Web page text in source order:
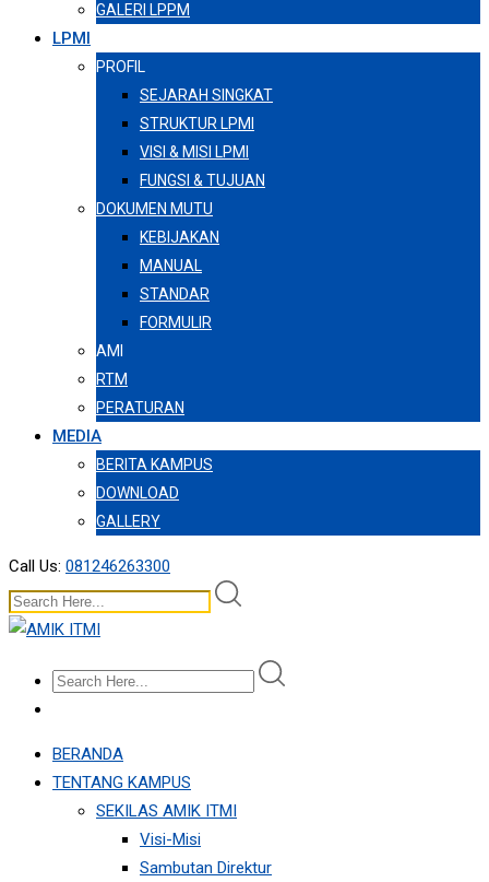
GALERI LPPM
LPMI
PROFIL
SEJARAH SINGKAT
STRUKTUR LPMI
VISI & MISI LPMI
FUNGSI & TUJUAN
DOKUMEN MUTU
KEBIJAKAN
MANUAL
STANDAR
FORMULIR
AMI
RTM
PERATURAN
MEDIA
BERITA KAMPUS
DOWNLOAD
GALLERY
Call Us: 081246263300
BERANDA
TENTANG KAMPUS
SEKILAS AMIK ITMI
Visi-Misi
Sambutan Direktur